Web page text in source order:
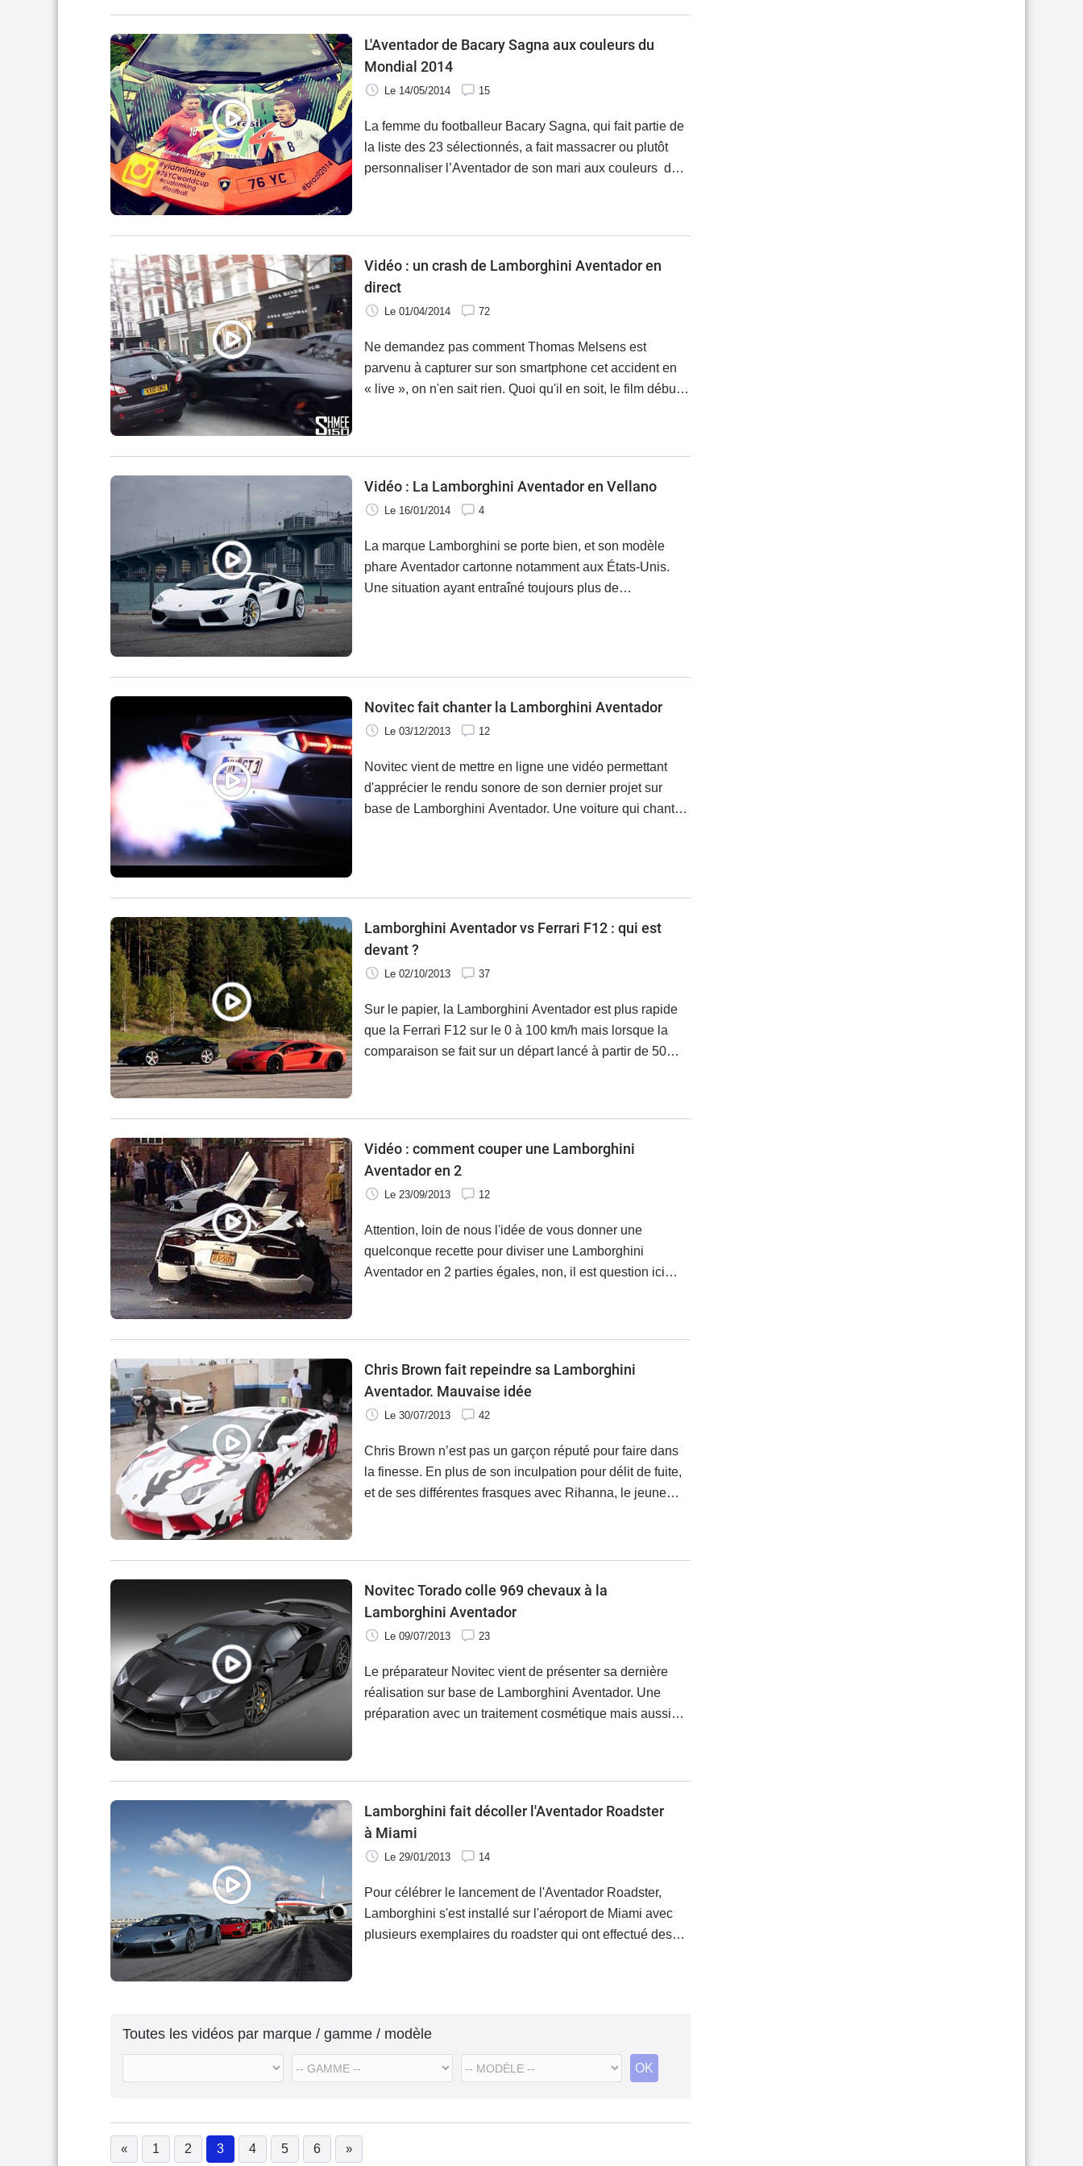
L'Aventador de Bacary Sagna aux couleurs du
Mondial 2014
Le 14/05/2014 15
La femme du footballeur Bacary Sagna, qui fait partie de
la liste des 23 sélectionnés, a fait massacrer ou plutôt
personnaliser l’Aventador de son mari aux couleurs de
Vidéo : un crash de Lamborghini Aventador en
direct
Le 01/04/2014 72
Ne demandez pas comment Thomas Melsens est
parvenu à capturer sur son smartphone cet accident en
« live », on n'en sait rien. Quoi qu'il en soit, le film débute
Vidéo : La Lamborghini Aventador en Vellano
Le 16/01/2014 4
La marque Lamborghini se porte bien, et son modèle
phare Aventador cartonne notamment aux États-Unis.
Une situation ayant entraîné toujours plus de
Novitec fait chanter la Lamborghini Aventador
Le 03/12/2013 12
Novitec vient de mettre en ligne une vidéo permettant
d'apprécier le rendu sonore de son dernier projet sur
base de Lamborghini Aventador. Une voiture qui chante
Lamborghini Aventador vs Ferrari F12 : qui est
devant ?
Le 02/10/2013 37
Sur le papier, la Lamborghini Aventador est plus rapide
que la Ferrari F12 sur le 0 à 100 km/h mais lorsque la
comparaison se fait sur un départ lancé à partir de 50
Vidéo : comment couper une Lamborghini
Aventador en 2
Le 23/09/2013 12
Attention, loin de nous l'idée de vous donner une
quelconque recette pour diviser une Lamborghini
Aventador en 2 parties égales, non, il est question ici
Chris Brown fait repeindre sa Lamborghini
Aventador. Mauvaise idée
Le 30/07/2013 42
Chris Brown n’est pas un garçon réputé pour faire dans
la finesse. En plus de son inculpation pour délit de fuite,
et de ses différentes frasques avec Rihanna, le jeune
Novitec Torado colle 969 chevaux à la
Lamborghini Aventador
Le 09/07/2013 23
Le préparateur Novitec vient de présenter sa dernière
réalisation sur base de Lamborghini Aventador. Une
préparation avec un traitement cosmétique mais aussi
Lamborghini fait décoller l'Aventador Roadster
à Miami
Le 29/01/2013 14
Pour célébrer le lancement de l'Aventador Roadster,
Lamborghini s'est installé sur l'aéroport de Miami avec
plusieurs exemplaires du roadster qui ont effectué des
Toutes les vidéos par marque / gamme / modèle
OK
« 1 2 3
(current)
4 5 6 »